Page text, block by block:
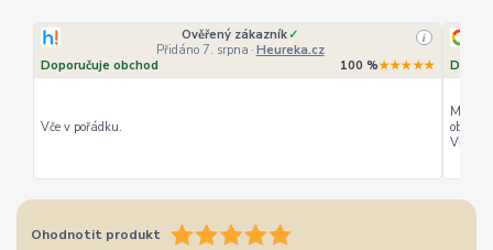
Ověřený zákazník✓
Přidáno 7. srpna · Heureka.cz
i
Doporučuje obchod 100 %★★★★★
Vče v pořádku.
Můžu
Vřele
Ohodnotit produkt